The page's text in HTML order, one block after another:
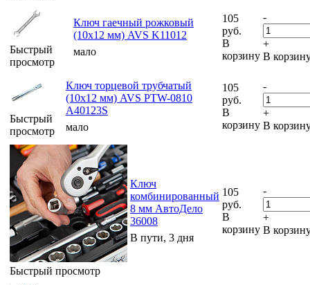
Быстрый
просмотр
Ключ гаечный рожковый
(10х12 мм) AVS K11012
мало
105
руб.
В
корзину
-
+
В
Быстрый
просмотр
Ключ торцевой трубчатый
(10х12 мм) AVS PTW-0810
A40123S
мало
105
руб.
В
корзину
-
+
В
Быстрый просмотр
Ключ
комбинированный
8 мм АвтоДело
36008
В пути, 3 дня
105
руб.
В
корзину
-
+
В